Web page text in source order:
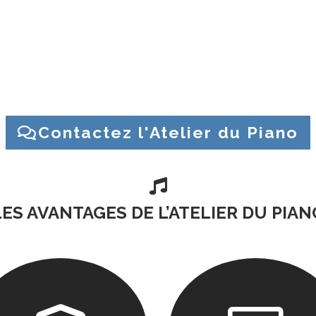
Contactez l'Atelier du Piano

AVANTAGES DE L’ATELIER DU